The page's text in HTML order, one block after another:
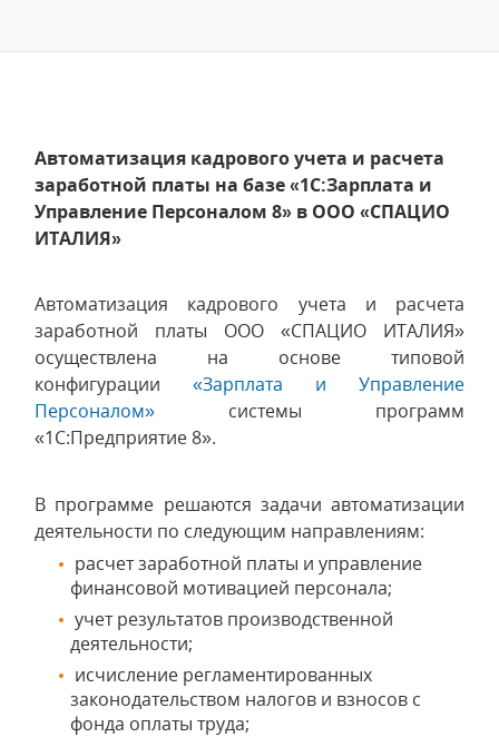
Автоматизация кадрового учета и расчета
заработной платы на базе «1С:Зарплата и
Управление Персоналом 8» в ООО «СПАЦИО
ИТАЛИЯ»
Автоматизация кадрового учета и расчета
заработной платы ООО «СПАЦИО ИТАЛИЯ»
осуществлена на основе типовой
конфигурации «Зарплата и Управление
Персоналом» системы программ
«1С:Предприятие 8».
В программе решаются задачи автоматизации
деятельности по следующим направлениям:
расчет заработной платы и управление
финансовой мотивацией персонала;
учет результатов производственной
деятельности;
исчисление регламентированных
законодательством налогов и взносов с
фонда оплаты труда;